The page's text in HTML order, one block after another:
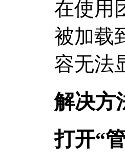
在使用
被加载
容无法
解决方
打开“